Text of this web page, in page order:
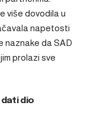
više dovodila u
napetosti
naznake da SAD
prolazi sve
dati dio